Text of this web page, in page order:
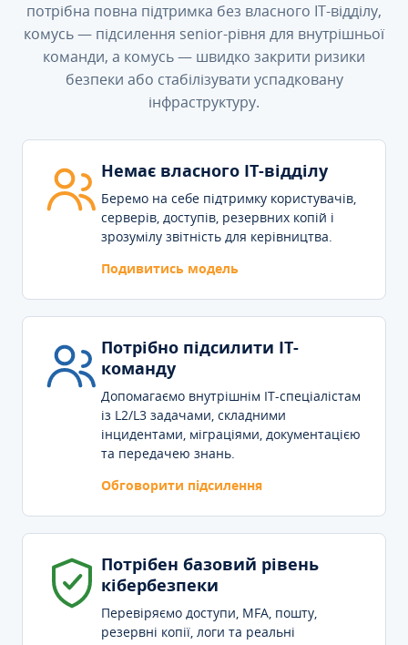
потрібна повна підтримка без власного IT-відділу,
комусь — підсилення senior-рівня для внутрішньої
команди, а комусь — швидко закрити ризики
безпеки або стабілізувати успадковану
інфраструктуру.
Немає власного IT-відділу
Беремо на себе підтримку користувачів,
серверів, доступів, резервних копій і
зрозумілу звітність для керівництва.
Подивитись модель
Потрібно підсилити IT-
команду
Допомагаємо внутрішнім IT-спеціалістам
із L2/L3 задачами, складними
інцидентами, міграціями, документацією
та передачею знань.
Обговорити підсилення
Потрібен базовий рівень
кібербезпеки
Перевіряємо доступи, MFA, пошту,
резервні копії, логи та реальні